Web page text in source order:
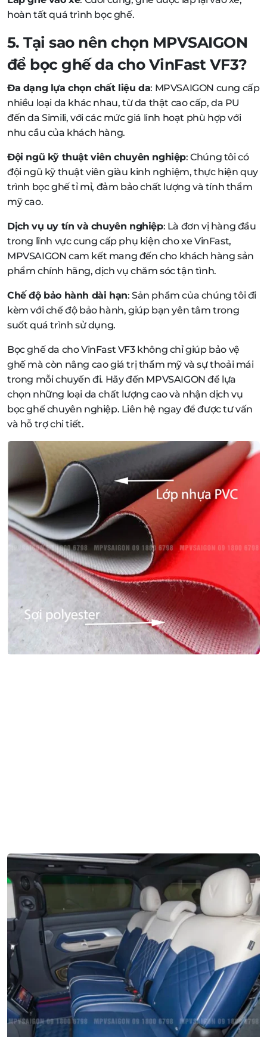
hoàn tất quá trình bọc ghế.
5. Tại sao nên chọn MPVSAIGON
để bọc ghế da cho VinFast VF3?
Đa dạng lựa chọn chất liệu da: MPVSAIGON cung cấp
nhiều loại da khác nhau, từ da thật cao cấp, da PU
đến da Simili, với các mức giá linh hoạt phù hợp với
nhu cầu của khách hàng.
Đội ngũ kỹ thuật viên chuyên nghiệp: Chúng tôi có
đội ngũ kỹ thuật viên giàu kinh nghiệm, thực hiện quy
trình bọc ghế tỉ mỉ, đảm bảo chất lượng và tính thẩm
mỹ cao.
Dịch vụ uy tín và chuyên nghiệp: Là đơn vị hàng đầu
trong lĩnh vực cung cấp phụ kiện cho xe VinFast,
MPVSAIGON cam kết mang đến cho khách hàng sản
phẩm chính hãng, dịch vụ chăm sóc tận tình.
Chế độ bảo hành dài hạn: Sản phẩm của chúng tôi đi
kèm với chế độ bảo hành, giúp bạn yên tâm trong
suốt quá trình sử dụng.
Bọc ghế da cho VinFast VF3 không chỉ giúp bảo vệ
ghế mà còn nâng cao giá trị thẩm mỹ và sự thoải mái
trong mỗi chuyến đi. Hãy đến MPVSAIGON để lựa
chọn những loại da chất lượng cao và nhận dịch vụ
bọc ghế chuyên nghiệp. Liên hệ ngay để được tư vấn
và hỗ trợ chi tiết.